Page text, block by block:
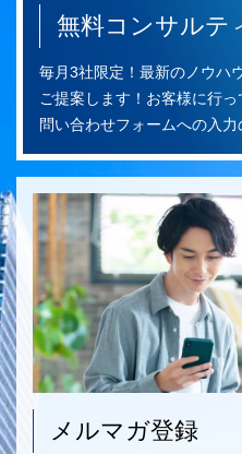
無料コンサルテ
毎月3社限定！最新のノウハ
ご提案します！お客様に行
問い合わせフォームへの入力
メルマガ登録